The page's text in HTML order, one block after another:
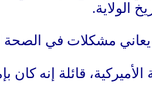
مشكلات في الصحة
قائلة إنه كان